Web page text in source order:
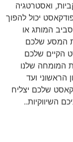
ואסטרטגיה
יכול להפוך
המותג או
המסע שלכם
הקיים שלכם
המומחה שלנו
הראשוני ועד
שלכם יצליח
השיווקיות..